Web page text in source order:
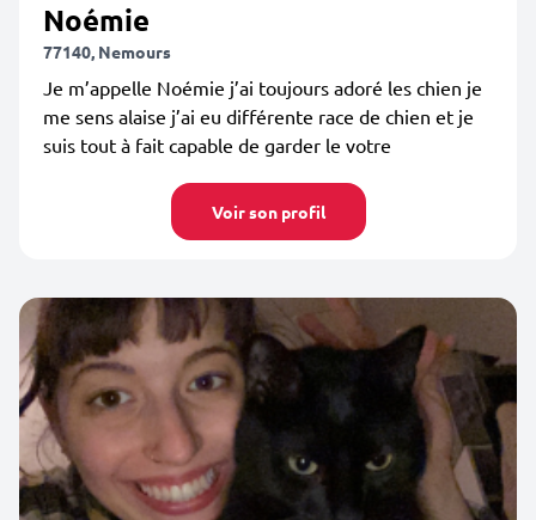
Noémie
77140, Nemours
Je m’appelle Noémie j’ai toujours adoré les chien je
me sens alaise j’ai eu différente race de chien et je
suis tout à fait capable de garder le votre
Voir son profil